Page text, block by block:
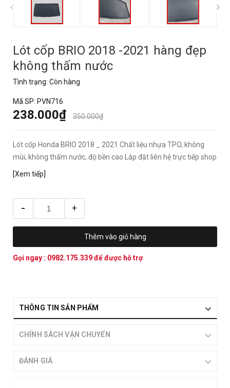
Lót cốp BRIO 2018 -2021 hàng đẹp
không thấm nước
Tình trạng: Còn hàng
Mã SP: PVN716
238.000₫ 350.000₫
Lót cốp Honda BRIO 2018 _ 2021 Chất liệu nhựa TPO, không
mùi, không thấm nước, độ bền cao Lắp đặt liên hệ trực tiếp shop
[Xem tiếp]
- +
Thêm vào giỏ hàng
Gọi ngay : 0982.175.339để được hỗ trợ
THÔNG TIN SẢN PHẨM
CHÍNH SÁCH VẬN CHUYỂN
ĐÁNH GIÁ